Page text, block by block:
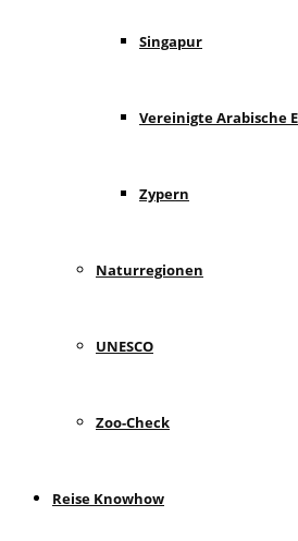
Singapur
Vereinigte Arabische
Zypern
Naturregionen
UNESCO
Zoo-Check
Reise Knowhow